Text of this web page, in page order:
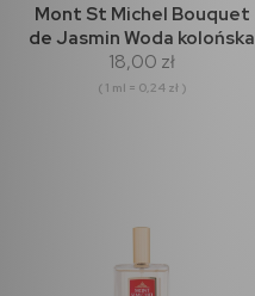
Mont St Michel Bouquet
de Jasmin Woda kolońska
75ml
18,00 zł
( 1 ml = 0,24 zł )